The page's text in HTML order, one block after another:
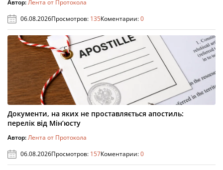
Автор:Лента от Протокола
06.08.2026Просмотров: 135Коментарии:0
Документи, на яких не проставляється апостиль:
перелік від Мін’юсту
Автор:Лента от Протокола
06.08.2026Просмотров: 157Коментарии:0